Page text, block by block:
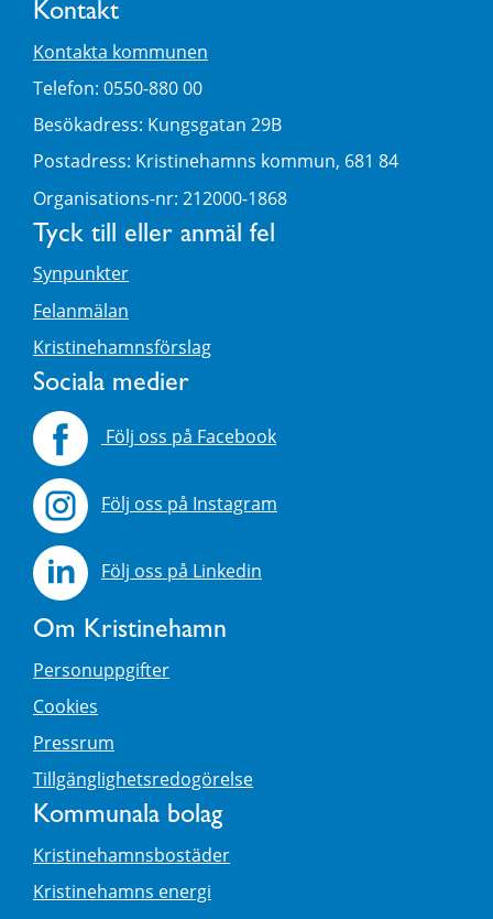
Kontakt
Kontakta kommunen
Telefon: 0550-880 00
Besökadress: Kungsgatan 29B
Postadress: Kristinehamns kommun, 681 84
Organisations-nr: 212000-1868
Tyck till eller anmäl fel
Synpunkter
Felanmälan
Kristinehamnsförslag
Sociala medier
Följ oss på Facebook
Följ oss på Instagram
Följ oss på Linkedin
Om Kristinehamn
Personuppgifter
Cookies
Pressrum
Tillgänglighetsredogörelse
Kommunala bolag
Kristinehamnsbostäder
Kristinehamns energi